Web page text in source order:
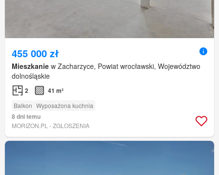
455 000 zł
Mieszkanie w Zacharzyce, Powiat wrocławski, Województwo
dolnośląskie
2 41 m²
Balkon Wyposażona kuchnia
8 dni temu
MORIZON.PL - ZGLOSZENIA